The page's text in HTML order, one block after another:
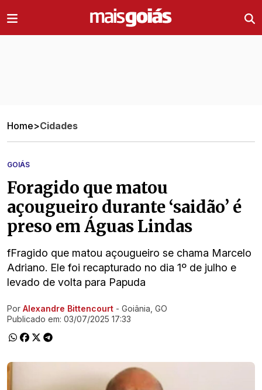
Home>Cidades
GOIÁS
Foragido que matou
açougueiro durante ‘saidão’ é
preso em Águas Lindas
fFragido que matou açougueiro se chama Marcelo
Adriano. Ele foi recapturado no dia 1º de julho e
levado de volta para Papuda
Ir direto pra matéria
Por Alexandre Bittencourt - Goiânia, GO
Publicado em: 03/07/2025 17:33